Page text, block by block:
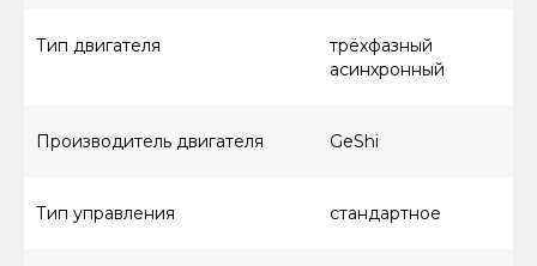
Тип двигателя
трёхфазный
асинхронный
Производитель двигателя GeShi
Тип управления стандартное